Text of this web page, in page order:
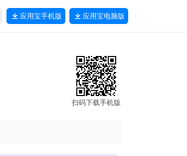
应用宝手机版 应用宝电脑版
扫码下载手机版